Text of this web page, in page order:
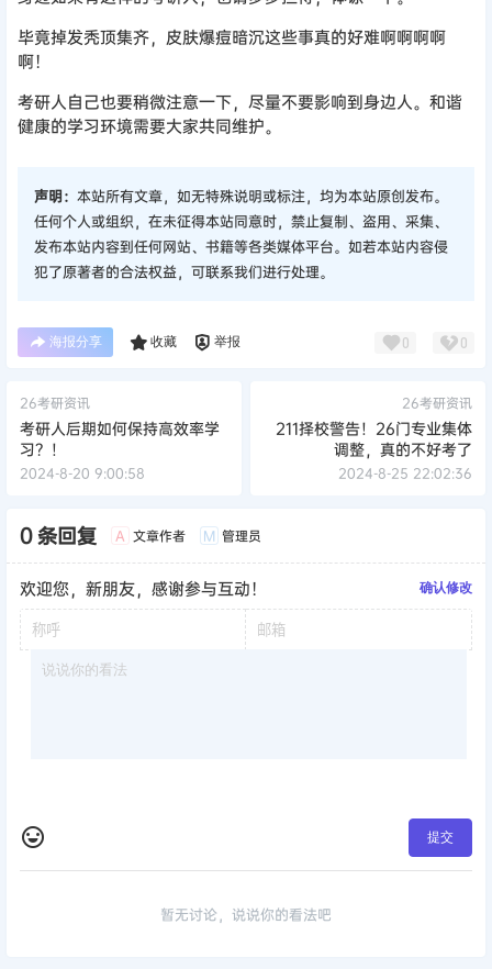
毕竟掉发秃顶集齐，皮肤爆痘暗沉这些事真的好难啊啊啊啊
啊！
考研人自己也要稍微注意一下，尽量不要影响到身边人。和谐
健康的学习环境需要大家共同维护。
声明： 本站所有文章，如无特殊说明或标注，均为本站原创发布。
任何个人或组织，在未征得本站同意时，禁止复制、盗用、采集、
发布本站内容到任何网站、书籍等各类媒体平台。如若本站内容侵
犯了原著者的合法权益，可联系我们进行处理。
海报分享 收藏 举报 0 0
26考研资讯
考研人后期如何保持高效率学
习？！
2024-8-20 9:00:58
26考研资讯
211择校警告！26门专业集体
调整，真的不好考了
2024-8-25 22:02:36
0 条回复 A 文章作者 M 管理员
欢迎您，新朋友，感谢参与互动！ 确认修改
提交
暂无讨论，说说你的看法吧